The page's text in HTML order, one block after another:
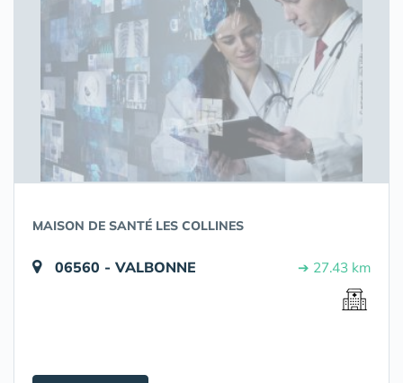
MAISON DE SANTÉ LES COLLINES
06560 - VALBONNE ➔ 27.43 km